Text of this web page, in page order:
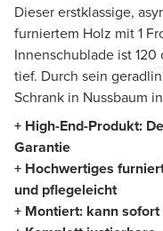
Dieser erstklassige,
furniertem Holz mit 1
Innenschublade ist
tief. Durch sein
Schrank in Nussbaum
+ High-End-Produkt:
Garantie
+ Hochwertiges
und pflegeleicht
+ Montiert: kann